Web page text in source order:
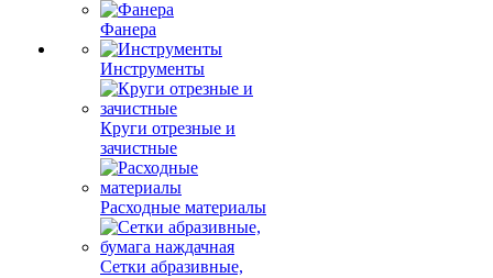
Фанера
Инструменты
Круги отрезные и
зачистные
Расходные материалы
Сетки абразивные,